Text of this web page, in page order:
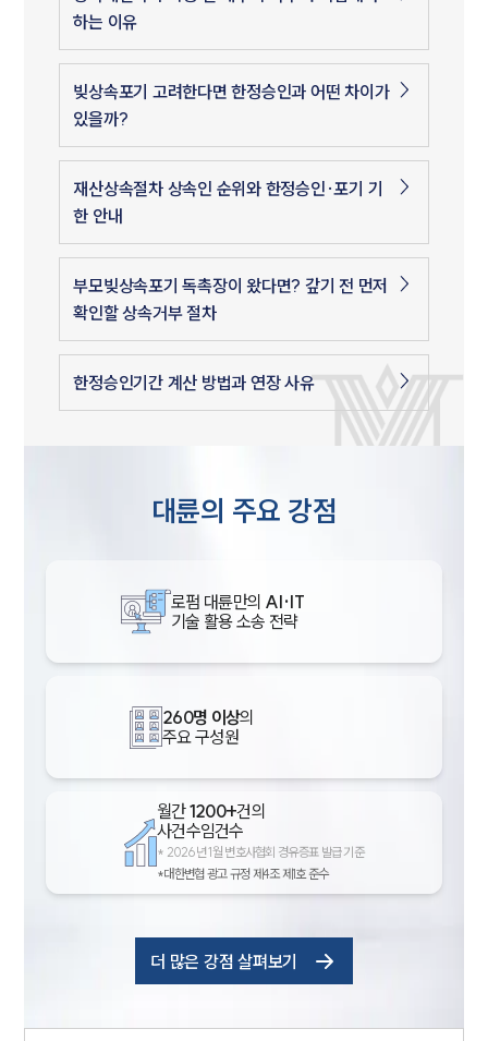
하는 이유
빚상속포기 고려한다면 한정승인과 어떤 차이가
있을까?
재산상속절차 상속인 순위와 한정승인·포기 기
한 안내
부모빚상속포기 독촉장이 왔다면? 갚기 전 먼저
확인할 상속거부 절차
한정승인기간 계산 방법과 연장 사유
대륜의 주요 강점
로펌 대륜만의 AI·IT
기술 활용 소송 전략
260명 이상의
주요 구성원
월간1200+건의
사건수임건수
* 2026년 1월 변호사협회 경유증표 발급 기준
*대한변협 광고 규정 제4조 제1호 준수
더 많은 강점 살펴보기